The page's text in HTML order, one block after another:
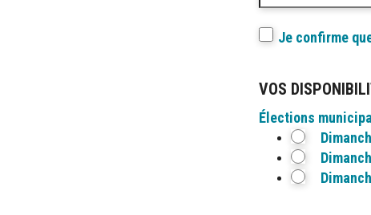
Je confirme
VOS
Élections